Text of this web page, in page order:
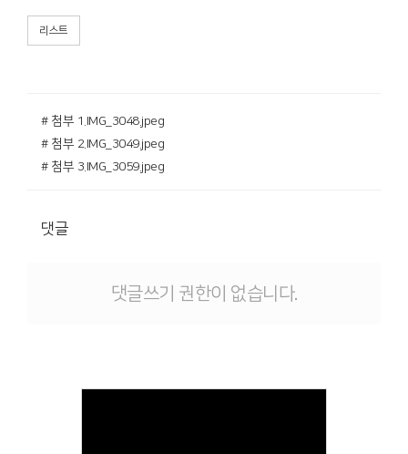
리스트
# 첨부 1.IMG_3048.jpeg
# 첨부 2.IMG_3049.jpeg
# 첨부 3.IMG_3059.jpeg
댓글
댓글쓰기 권한이 없습니다.